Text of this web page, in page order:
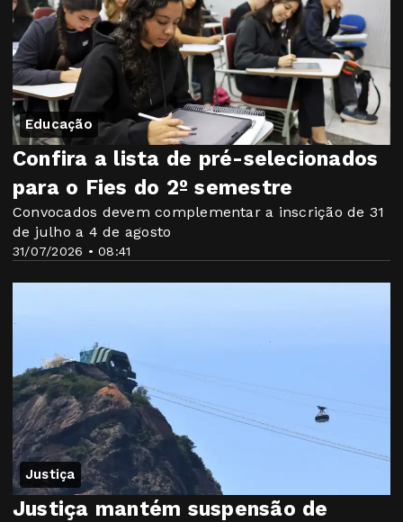
Educação
31/07/2026 • 08:41
Confira a lista de pré-selecionados
para o Fies do 2º semestre
Convocados devem complementar a inscrição de 31
de julho a 4 de agosto
Justiça
Justiça mantém suspensão de